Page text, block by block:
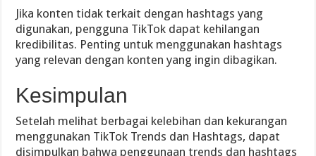
Jika konten tidak terkait dengan hashtags yang
digunakan, pengguna TikTok dapat kehilangan
kredibilitas. Penting untuk menggunakan hashtags
yang relevan dengan konten yang ingin dibagikan.
Kesimpulan
Setelah melihat berbagai kelebihan dan kekurangan
menggunakan TikTok Trends dan Hashtags, dapat
disimpulkan bahwa penggunaan trends dan hashtags